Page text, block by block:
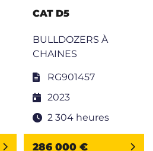
CAT D5
BULLDOZERS À
CHAINES
RG901457
2023
2 304 heures
286 000 €